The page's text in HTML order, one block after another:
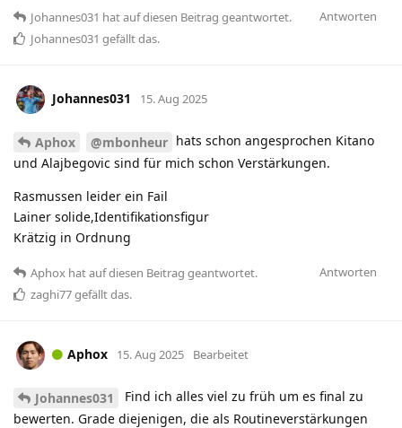
Antworten
Johannes031 hatauf diesen Beitrag geantwortet.
Johannes031 gefällt das.
Johannes031 15. Aug 2025
Aphox @mbonheur hats schon angesprochen Kitano
und Alajbegovic sind für mich schon Verstärkungen.
Rasmussen leider ein Fail
Lainer solide,Identifikationsfigur
Krätzig in Ordnung
Antworten
Aphox hatauf diesen Beitrag geantwortet.
zaghi77gefällt das.
Aphox 15. Aug 2025 Bearbeitet
Johannes031
Find ich alles viel zu früh um es final zu
bewerten. Grade diejenigen, die als Routineverstärkungen